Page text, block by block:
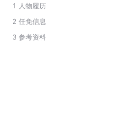
1 人物履历
2 任免信息
3 参考资料